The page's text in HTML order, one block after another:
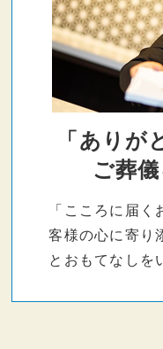
「ありが
ご葬
「こころに届
客様の心に寄り
とおもてなしを